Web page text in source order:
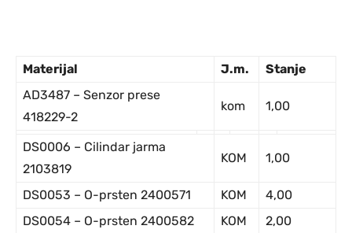
Materijal J.m.
Stanje
AD3487 – Senzor prese
418229-2
kom 1,00
DS0006 – Cilindar jarma
2103819
KOM 1,00
DS0053 – O-prsten 2400571 KOM
4,00
DS0054 – O-prsten 2400582
KOM
2,00